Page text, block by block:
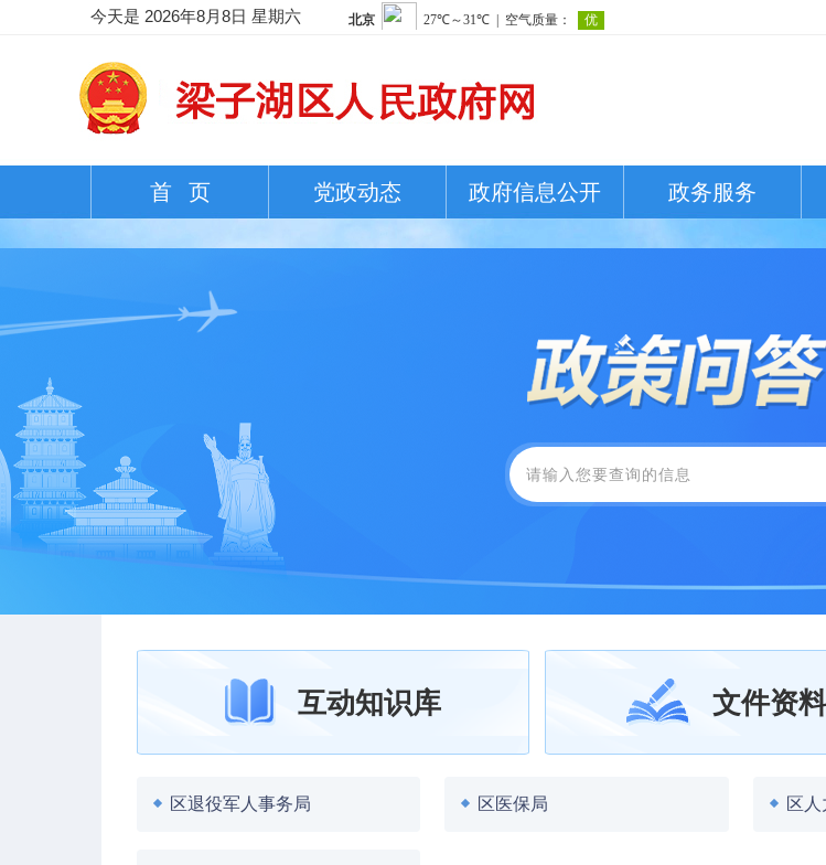
今天是 2026年8月8日 星期六
首 页 党政动态 政府信息公开 政务服务
互动知识库 文件资
区退役军人事务局 区医保局 区